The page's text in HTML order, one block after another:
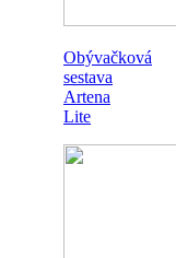
Obývačková
sestava
Artena
Lite